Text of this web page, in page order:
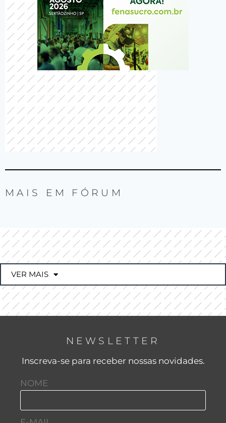
MAIS EM FÓRUM
VER MAIS
NEWSLETTER
Inscreva-se para receber nossas novidades.
NOME